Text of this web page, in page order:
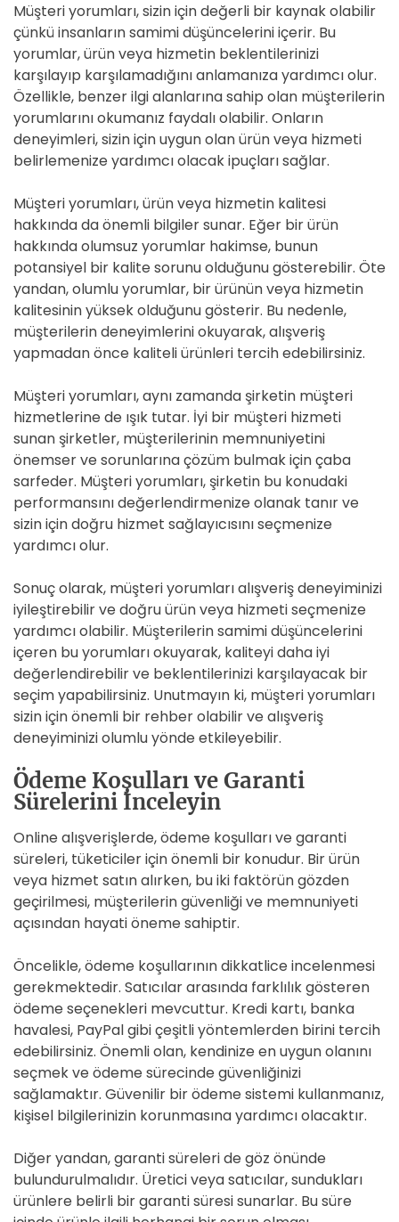
Müşteri yorumları, sizin için değerli bir kaynak olabilir
çünkü insanların samimi düşüncelerini içerir. Bu
yorumlar, ürün veya hizmetin beklentilerinizi
karşılayıp karşılamadığını anlamanıza yardımcı olur.
Özellikle, benzer ilgi alanlarına sahip olan müşterilerin
yorumlarını okumanız faydalı olabilir. Onların
deneyimleri, sizin için uygun olan ürün veya hizmeti
belirlemenize yardımcı olacak ipuçları sağlar.
Müşteri yorumları, ürün veya hizmetin kalitesi
hakkında da önemli bilgiler sunar. Eğer bir ürün
hakkında olumsuz yorumlar hakimse, bunun
potansiyel bir kalite sorunu olduğunu gösterebilir. Öte
yandan, olumlu yorumlar, bir ürünün veya hizmetin
kalitesinin yüksek olduğunu gösterir. Bu nedenle,
müşterilerin deneyimlerini okuyarak, alışveriş
yapmadan önce kaliteli ürünleri tercih edebilirsiniz.
Müşteri yorumları, aynı zamanda şirketin müşteri
hizmetlerine de ışık tutar. İyi bir müşteri hizmeti
sunan şirketler, müşterilerinin memnuniyetini
önemser ve sorunlarına çözüm bulmak için çaba
sarfeder. Müşteri yorumları, şirketin bu konudaki
performansını değerlendirmenize olanak tanır ve
sizin için doğru hizmet sağlayıcısını seçmenize
yardımcı olur.
Sonuç olarak, müşteri yorumları alışveriş deneyiminizi
iyileştirebilir ve doğru ürün veya hizmeti seçmenize
yardımcı olabilir. Müşterilerin samimi düşüncelerini
içeren bu yorumları okuyarak, kaliteyi daha iyi
değerlendirebilir ve beklentilerinizi karşılayacak bir
seçim yapabilirsiniz. Unutmayın ki, müşteri yorumları
sizin için önemli bir rehber olabilir ve alışveriş
deneyiminizi olumlu yönde etkileyebilir.
Ödeme Koşulları ve Garanti
Sürelerini İnceleyin
Online alışverişlerde, ödeme koşulları ve garanti
süreleri, tüketiciler için önemli bir konudur. Bir ürün
veya hizmet satın alırken, bu iki faktörün gözden
geçirilmesi, müşterilerin güvenliği ve memnuniyeti
açısından hayati öneme sahiptir.
Öncelikle, ödeme koşullarının dikkatlice incelenmesi
gerekmektedir. Satıcılar arasında farklılık gösteren
ödeme seçenekleri mevcuttur. Kredi kartı, banka
havalesi, PayPal gibi çeşitli yöntemlerden birini tercih
edebilirsiniz. Önemli olan, kendinize en uygun olanını
seçmek ve ödeme sürecinde güvenliğinizi
sağlamaktır. Güvenilir bir ödeme sistemi kullanmanız,
kişisel bilgilerinizin korunmasına yardımcı olacaktır.
Diğer yandan, garanti süreleri de göz önünde
bulundurulmalıdır. Üretici veya satıcılar, sundukları
ürünlere belirli bir garanti süresi sunarlar. Bu süre